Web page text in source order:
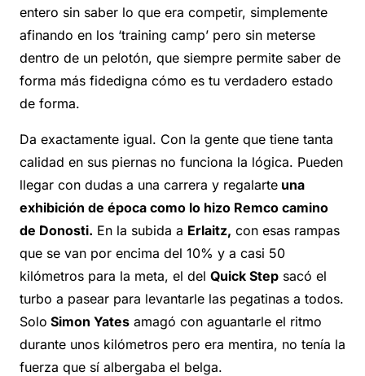
entero sin saber lo que era competir, simplemente
afinando en los ‘training camp’ pero sin meterse
dentro de un pelotón, que siempre permite saber de
forma más fidedigna cómo es tu verdadero estado
de forma.
Da exactamente igual. Con la gente que tiene tanta
calidad en sus piernas no funciona la lógica. Pueden
llegar con dudas a una carrera y regalarte una
exhibición de época como lo hizo Remco camino
de Donosti. En la subida a Erlaitz, con esas rampas
que se van por encima del 10% y a casi 50
kilómetros para la meta, el del Quick Step sacó el
turbo a pasear para levantarle las pegatinas a todos.
Solo Simon Yates amagó con aguantarle el ritmo
durante unos kilómetros pero era mentira, no tenía la
fuerza que sí albergaba el belga.